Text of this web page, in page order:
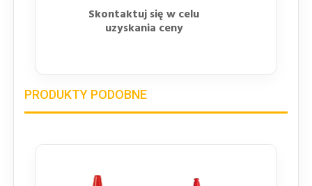
Skontaktuj się w celu
uzyskania ceny
PRODUKTY PODOBNE